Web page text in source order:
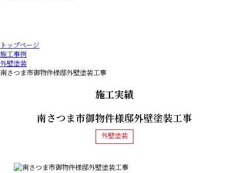
トップページ
施工事例
外壁塗装
南さつま市御物件様邸外壁塗装工事
施工実績
南さつま市御物件様邸外壁塗装工事
外壁塗装